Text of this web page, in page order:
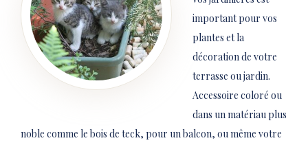
important pour vos
plantes et la
décoration de votre
terrasse ou jardin.
Accessoire coloré ou
dans un matériau plus
noble comme le bois de teck, pour un balcon, ou même votre